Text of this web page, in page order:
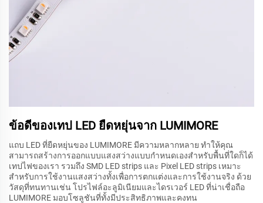
ข้อดีของเทป LED ยืดหยุ่นจาก LUMIMORE
แถบ LED ที่ยืดหยุ่นของ LUMIMORE มีความหลากหลาย ทำให้คุณ
สามารถสร้างการออกแบบแสงสว่างแบบกำหนดเองสำหรับพื้นที่ใดก็ได้
เทปไฟของเรา รวมถึง SMD LED strips และ Pixel LED strips เหมาะ
สำหรับการใช้งานแสงสว่างทั้งเพื่อการตกแต่งและการใช้งานจริง ด้วย
วัสดุที่ทนทานเช่น โปรไฟล์อะลูมิเนียมและไดรเวอร์ LED ที่น่าเชื่อถือ
LUMIMORE มอบโซลูชันที่ทั้งมีประสิทธิภาพและคงทน